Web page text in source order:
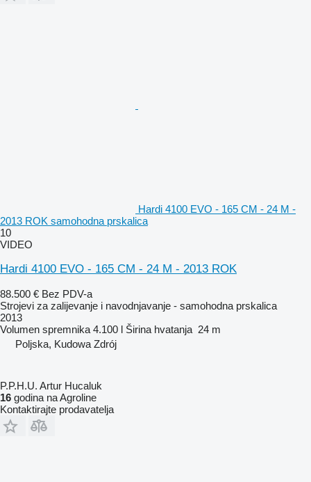
Hardi 4100 EVO - 165 CM - 24 M -
2013 ROK samohodna prskalica
10
VIDEO
Hardi 4100 EVO - 165 CM - 24 M - 2013 ROK
88.500 € Bez PDV-a
Strojevi za zaliјеvanje i navodnjavanje - samohodna prskalica
2013
Volumen spremnika 4.100 l Širina hvatanja 24 m
Poljska, Kudowa Zdrój
P.P.H.U. Artur Hucaluk
16 godina na Agroline
Kontaktirajte prodavatelja